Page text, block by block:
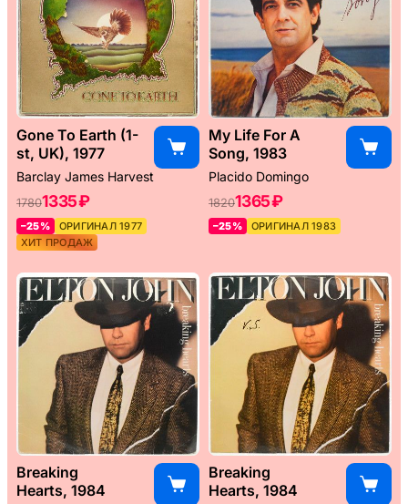
Gone To Earth (1-
st, UK), 1977
Barclay James Harvest
17801335 ₽
–25%
ОРИГИНАЛ 1977
ХИТ ПРОДАЖ
My Life For A
Song, 1983
Placido Domingo
18201365 ₽
–25% ОРИГИНАЛ 1983
Breaking
Hearts, 1984
Breaking
Hearts, 1984